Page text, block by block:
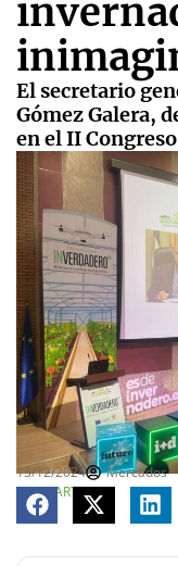
El secretario
Gómez Galera,
en el II
13/12/2024
Mercados
COMPARTE